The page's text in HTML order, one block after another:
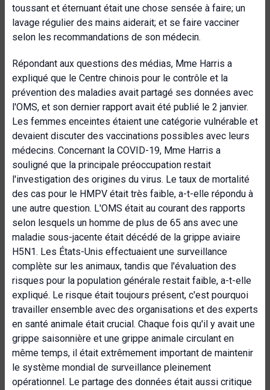
toussant et éternuant était une chose sensée à faire; un
lavage régulier des mains aiderait; et se faire vacciner
selon les recommandations de son médecin.
Répondant aux questions des médias, Mme Harris a
expliqué que le Centre chinois pour le contrôle et la
prévention des maladies avait partagé ses données avec
l'OMS, et son dernier rapport avait été publié le 2 janvier.
Les femmes enceintes étaient une catégorie vulnérable et
devaient discuter des vaccinations possibles avec leurs
médecins. Concernant la COVID-19, Mme Harris a
souligné que la principale préoccupation restait
l'investigation des origines du virus. Le taux de mortalité
des cas pour le HMPV était très faible, a-t-elle répondu à
une autre question. L'OMS était au courant des rapports
selon lesquels un homme de plus de 65 ans avec une
maladie sous-jacente était décédé de la grippe aviaire
H5N1. Les États-Unis effectuaient une surveillance
complète sur les animaux, tandis que l'évaluation des
risques pour la population générale restait faible, a-t-elle
expliqué. Le risque était toujours présent, c'est pourquoi
travailler ensemble avec des organisations et des experts
en santé animale était crucial. Chaque fois qu'il y avait une
grippe saisonnière et une grippe animale circulant en
même temps, il était extrêmement important de maintenir
le système mondial de surveillance pleinement
opérationnel. Le partage des données était aussi critique